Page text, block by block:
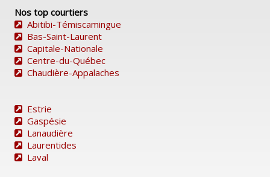
Nos top courtiers
Abitibi-Témiscamingue
Bas-Saint-Laurent
Capitale-Nationale
Centre-du-Québec
Chaudière-Appalaches
Estrie
Gaspésie
Lanaudière
Laurentides
Laval